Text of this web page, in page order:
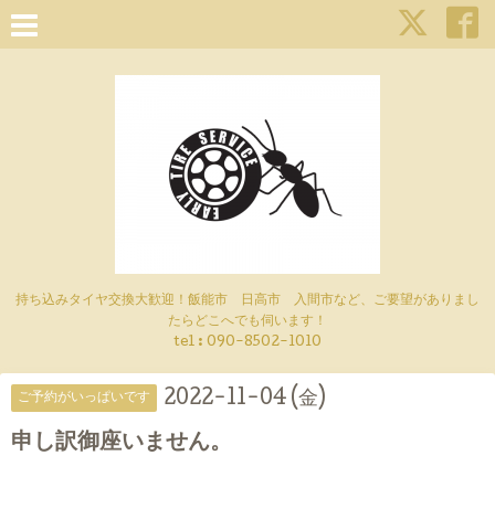
持ち込みタイヤ交換大歓迎！飯能市 日高市 入間市など、ご要望がありまし
たらどこへでも伺います！
tel : 090-8502-1010
ご予約がいっぱいです 2022-11-04 (金)
申し訳御座いません。